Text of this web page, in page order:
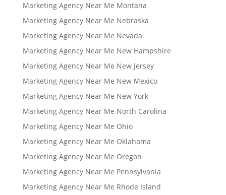
Marketing Agency Near Me Montana
Marketing Agency Near Me Nebraska
Marketing Agency Near Me Nevada
Marketing Agency Near Me New Hampshire
Marketing Agency Near Me New jersey
Marketing Agency Near Me New Mexico
Marketing Agency Near Me New York
Marketing Agency Near Me North Carolina
Marketing Agency Near Me Ohio
Marketing Agency Near Me Oklahoma
Marketing Agency Near Me Oregon
Marketing Agency Near Me Pennsylvania
Marketing Agency Near Me Rhode Island